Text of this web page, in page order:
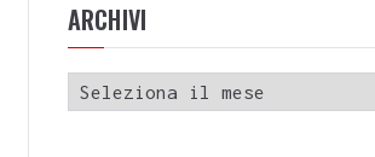
ARCHIVI